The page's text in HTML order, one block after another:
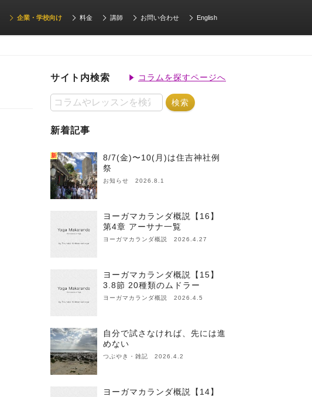
企業・学校向け 料金 講師 お問い合わせ English
サイト内検索 コラムを探すページへ
新着記事
新
8/7(金)〜10(月)は住吉神社例
祭
お知らせ 2026.8.1
ヨーガマカランダ概説【16】
第4章 アーサナ一覧
ヨーガマカランダ概説 2026.4.27
ヨーガマカランダ概説【15】
3.8節 20種類のムドラー
ヨーガマカランダ概説 2026.4.5
自分で試さなければ、先には進
めない
つぶやき・雑記 2026.4.2
ヨーガマカランダ概説【14】